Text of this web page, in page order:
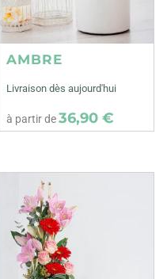
AMBRE
Livraison dès aujourd'hui
à partir de36,90 €